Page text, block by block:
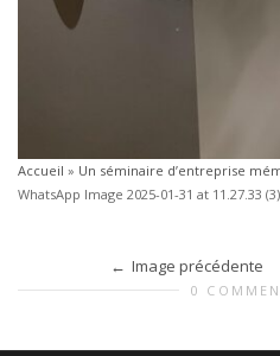
Accueil » Un séminaire d’entreprise
WhatsApp Image 2025-01-31 at 11.27.33 (3)
Image précédente
0